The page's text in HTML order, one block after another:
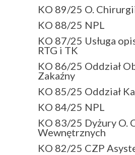
KO 89/25 O.
KO 88/25 NPL
KO 87/25 Usługa
RTG i TK
KO 86/25 Oddział
Zakaźny
KO 85/25 Oddział
KO 84/25 NPL
KO 83/25 Dyżury O.
Wewnętrznych
KO 82/25 CZP